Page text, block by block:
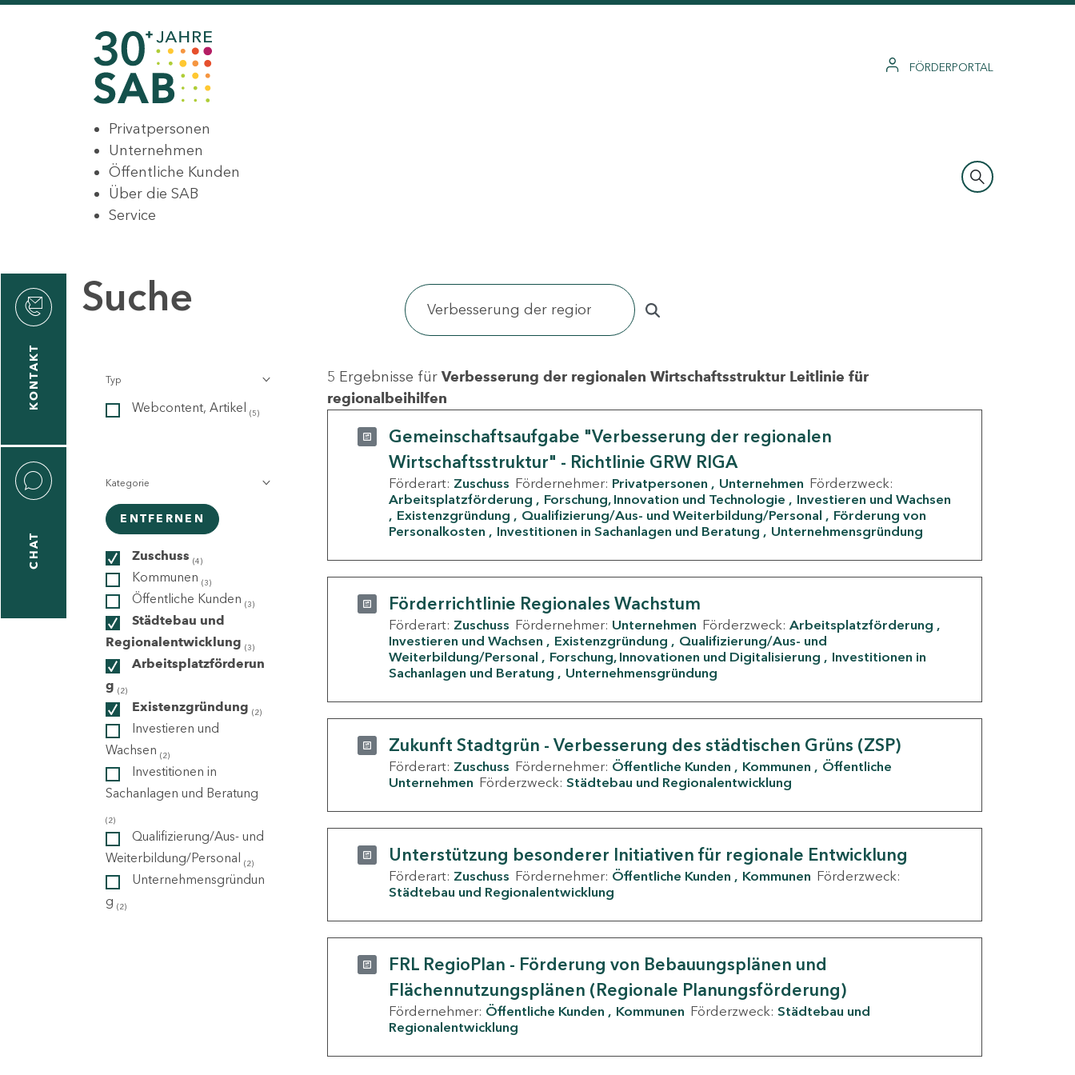
FÖRDERPORTAL
Privatpersonen
Unternehmen
Öffentliche Kunden
Über die SAB
Service
KONTAKT
CHAT
Suche
Typ
Webcontent, Artikel (5)
Kategorie
ENTFERNEN
Zuschuss (4)
Kommunen (3)
Öffentliche Kunden (3)
Städtebau und
Regionalentwicklung (3)
Arbeitsplatzförderun
g (2)
Existenzgründung (2)
Investieren und
Wachsen (2)
Investitionen in
Sachanlagen und Beratung
(2)
Qualifizierung/Aus- und
Weiterbildung/Personal (2)
Unternehmensgründun
g (2)
5 Ergebnisse für Verbesserung der regionalen Wirtschaftsstruktur Leitlinie für
regionalbeihilfen
Gemeinschaftsaufgabe "Verbesserung der regionalen
Wirtschaftsstruktur" - Richtlinie GRW RIGA
Förderart: Zuschuss Fördernehmer: Privatpersonen Unternehmen Förderzweck:
Arbeitsplatzförderung
Forschung, Innovation und Technologie
Investieren und Wachsen
Existenzgründung
Qualifizierung/Aus- und Weiterbildung/Personal
Förderung von
Personalkosten
Investitionen in Sachanlagen und Beratung Unternehmensgründung
Förderrichtlinie Regionales Wachstum
Förderart: Zuschuss Fördernehmer: Unternehmen Förderzweck: Arbeitsplatzförderung
Investieren und Wachsen
Existenzgründung
Qualifizierung/Aus- und
Weiterbildung/Personal
Forschung, Innovationen und Digitalisierung
Investitionen in
Sachanlagen und Beratung
Unternehmensgründung
Zukunft Stadtgrün - Verbesserung des städtischen Grüns (ZSP)
Förderart: Zuschuss Fördernehmer: Öffentliche Kunden Kommunen
Öffentliche
Unternehmen Förderzweck: Städtebau und Regionalentwicklung
Unterstützung besonderer Initiativen für regionale Entwicklung
Förderart: Zuschuss Fördernehmer: Öffentliche Kunden Kommunen Förderzweck:
Städtebau und Regionalentwicklung
FRL RegioPlan - Förderung von Bebauungsplänen und
Flächennutzungsplänen (Regionale Planungsförderung)
Fördernehmer: Öffentliche Kunden Kommunen Förderzweck: Städtebau und
Regionalentwicklung